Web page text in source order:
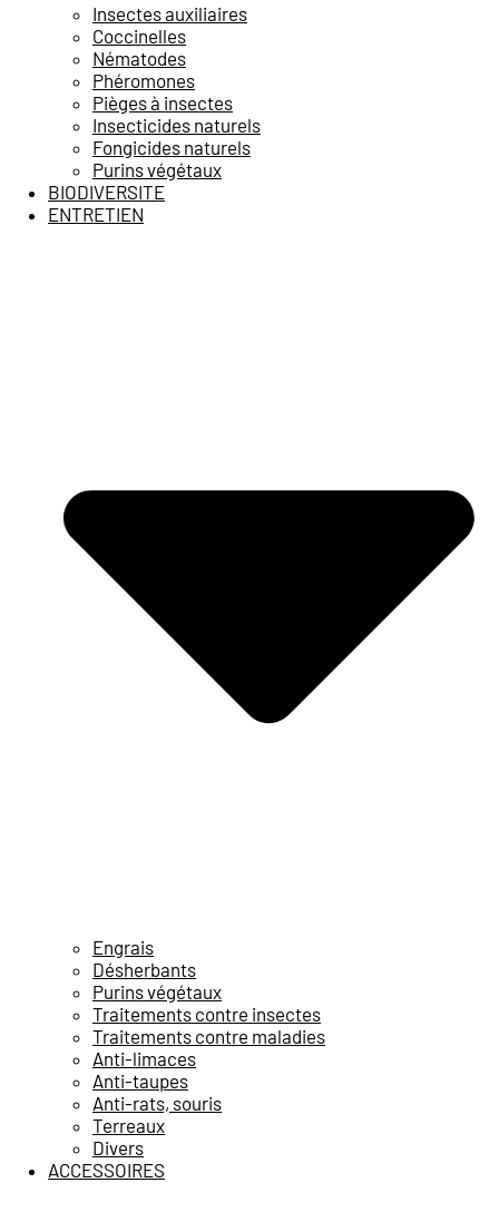
Insectes auxiliaires
Coccinelles
Nématodes
Phéromones
Pièges à insectes
Insecticides naturels
Fongicides naturels
Purins végétaux
BIODIVERSITE
ENTRETIEN
Engrais
Désherbants
Purins végétaux
Traitements contre insectes
Traitements contre maladies
Anti-limaces
Anti-taupes
Anti-rats, souris
Terreaux
Divers
ACCESSOIRES